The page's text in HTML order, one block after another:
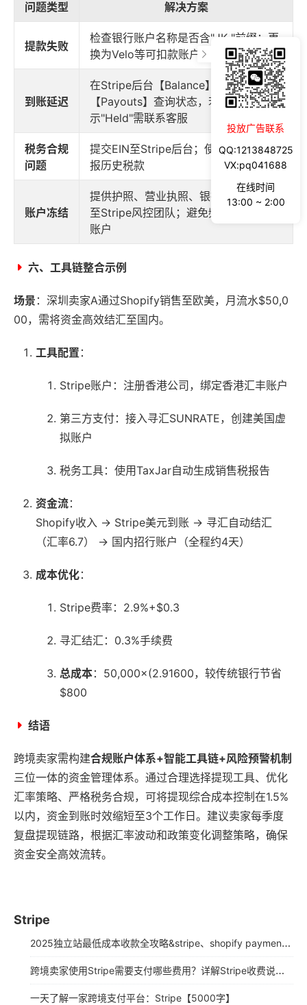
问题类型 解决方案
提款失败
检查银行账户名称是否含"JK-"前缀；更
换为Velo等可扣款账户
到账延迟
在Stripe后台【Balance】-
【Payouts】查询状态，若显
示"Held"需联系客服
税务合规
问题
提交EIN至Stripe后台；使用税务代理补
报历史税款
账户冻结
提供护照、营业执照、银行流水等文件
至Stripe风控团队；避免频繁更换收款
账户
六、工具链整合示例
场景 ：深圳卖家A通过Shopify销售至欧美，月流水$50,0
00，需将资金高效结汇至国内。
工具配置 ：
Stripe账户：注册香港公司，绑定香港汇丰账户
第三方支付：接入寻汇SUNRATE，创建美国虚
拟账户
税务工具：使用TaxJar自动生成销售税报告
资金流：
Shopify收入 → Stripe美元到账 → 寻汇自动结汇
（汇率6.7） → 国内招行账户（全程约4天）
成本优化：
Stripe费率：2.9%+$0.3
寻汇结汇：0.3%手续费
总成本：50,000×(2.91600，较传统银行节省
$800
结语
跨境卖家需构建合规账户体系+智能工具链+风险预警机制
三位一体的资金管理体系。通过合理选择提现工具、优化
汇率策略、严格税务合规，可将提现综合成本控制在1.5%
以内，资金到账时效缩短至3个工作日。建议卖家每季度
复盘提现链路，根据汇率波动和政策变化调整策略，确保
资金安全高效流转。
Stripe
2025独立站最低成本收款全攻略&stripe、shopify payment详细注册教程
跨境卖家使用Stripe需要支付哪些费用？详解Stripe收费说明（2025年最新版）
一天了解一家跨境支付平台：Stripe【5000字】
投放广告联系
QQ:1213848725
VX:pq041688
在线时间
13:00 ~ 2:00